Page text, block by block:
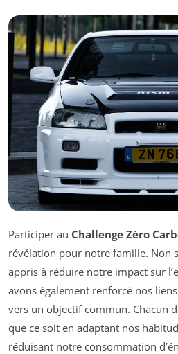
Participer au Challenge Zéro
révélation pour notre famille. Non
appris à réduire notre impact sur
avons également renforcé nos
vers un objectif commun. Chacun
que ce soit en adaptant nos
réduisant notre consommation